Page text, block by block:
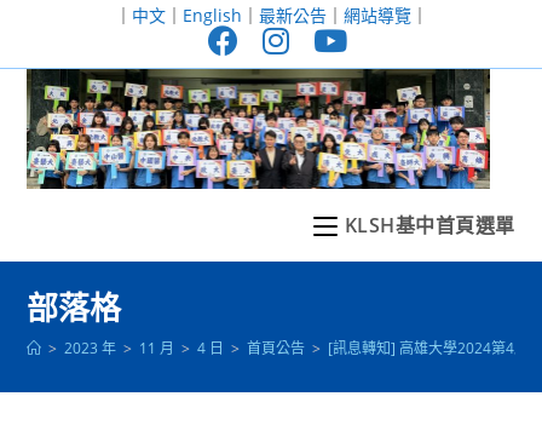
至
｜ 中文｜ English ｜ 最新公告｜ 網站導覽｜
KLSH基中首頁選單
部落格
> 2023 年 > 11 月 > 4 日 > 首頁公告 > [訊息轉知] 高雄大學2024第4屆